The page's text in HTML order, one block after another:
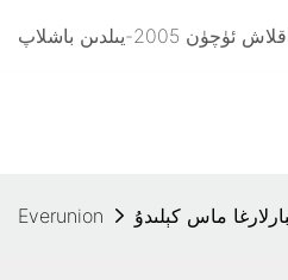
Everunion ماس كېلىدۇ